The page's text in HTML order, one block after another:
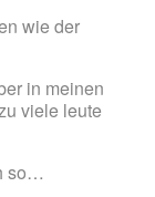
wie der
in meinen
viele leute
so…